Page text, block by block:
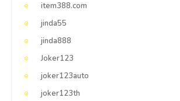
item388.com
jinda55
jinda888
Joker123
joker123auto
joker123th